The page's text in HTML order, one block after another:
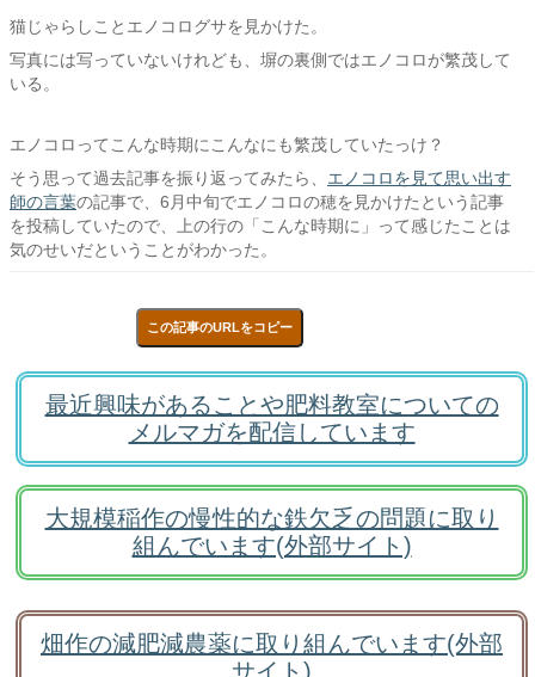
猫じゃらしことエノコログサを見かけた。
写真には写っていないけれども、塀の裏側ではエノコロが繁茂して
いる。
エノコロってこんな時期にこんなにも繁茂していたっけ？
そう思って過去記事を振り返ってみたら、 エノコロを見て思い出す
師の言葉の記事で、6月中旬でエノコロの穂を見かけたという記事
を投稿していたので、上の行の「こんな時期に」って感じたことは
気のせいだということがわかった。
この記事のURLをコピー
最近興味があることや肥料教室についての
メルマガを配信しています
大規模稲作の慢性的な鉄欠乏の問題に取り
組んでいます(外部サイト)
畑作の減肥減農薬に取り組んでいます(外部
サイト)